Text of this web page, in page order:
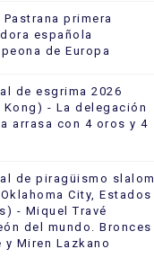
Pastrana primera
española
de Europa
de esgrima 2026
Kong) - La delegación
arrasa con 4 oros y 4
de piragüismo slalom
City, Estados
- Miquel Travé
del mundo. Bronces
Miren Lazkano